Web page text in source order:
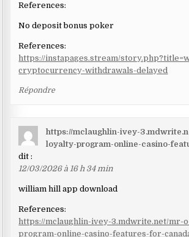
References:
No deposit bonus poker
References:
https://instapages.stream/
cryptocurrency-withdrawals-delayed
Répondre
https://mclaughlin-ivey-
loyalty-program-online-casino-
dit :
12/03/2026 à 16 h 34 min
william hill app download
References:
https://mclaughlin-ivey-3.mdwrite.net/mr-
program-online-casino-features-for-